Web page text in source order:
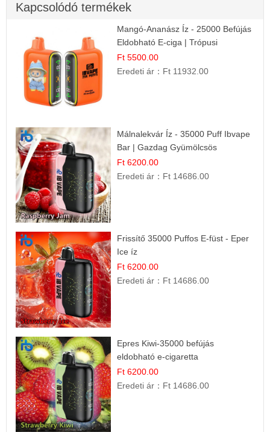
Kapcsolódó termékek
Mangó-Ananász Íz - 25000 Befújás
Eldobható E-ciga | Trópusi
Gyümölcs Élmény!
Ft 5500.00
Eredeti ár： Ft 11932.00
Málnalekvár Íz - 35000 Puff Ibvape
Bar | Gazdag Gyümölcsös
Ízélmény!
Ft 6200.00
Eredeti ár： Ft 14686.00
Frissítő 35000 Puffos E-füst - Eper
Ice íz
Ft 6200.00
Eredeti ár： Ft 14686.00
Epres Kiwi-35000 befújás
eldobható e-cigaretta
Ft 6200.00
Eredeti ár： Ft 14686.00